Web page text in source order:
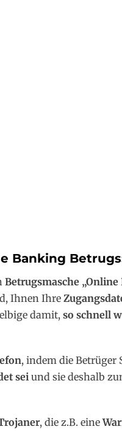
Banking
Betrugsmasche
Ihnen Ihre
damit, so schnell
, indem die Betrüger
sei und sie deshalb
, die z.B. eine